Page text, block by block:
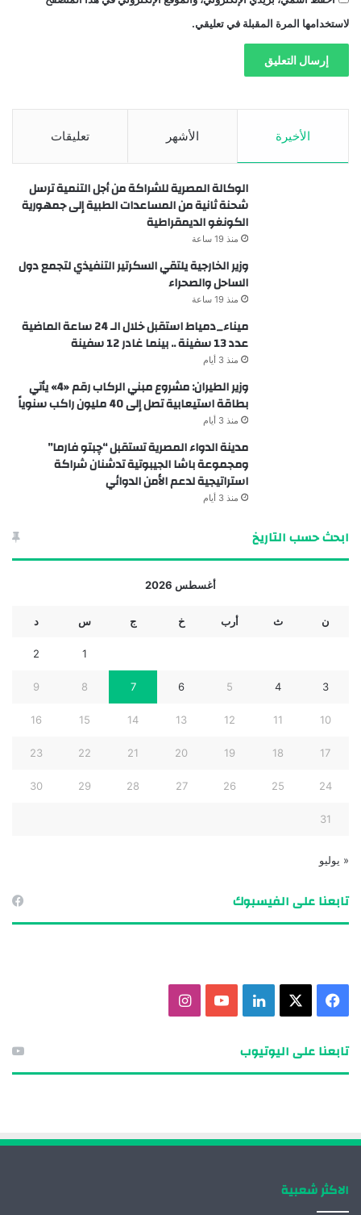
لاستخدامها المرة المقبلة في تعليقي.
الأخيرة الأشهر تعليقات
الوكالة المصرية للشراكة من أجل التنمية ترسل
شحنة ثانية من المساعدات الطبية إلى جمهورية
الكونغو الديمقراطية
منذ 19 ساعة
وزير الخارجية يلتقي السكرتير التنفيذي لتجمع دول
الساحل والصحراء
منذ 19 ساعة
ميناء_دمياط استقبل خلال الـ 24 ساعة الماضية
عدد 13 سفينة .. بينما غادر 12 سفينة
منذ 3 أيام
وزير الطيران: مشروع مبني الركاب رقم «4» يأتي
بطاقة استيعابية تصل إلى 40 مليون راكب سنوياً
منذ 3 أيام
مدينة الدواء المصرية تستقبل “چبتو فارما”
ومجموعة باشا الجيبوتية تدشنان شراكة
استراتيجية لدعم الأمن الدوائي
منذ 3 أيام
ابحث حسب التاريخ
أغسطس 2026
ن ث أرب خ ج س د
1
2
3
4
5
6
7
8
9
10
11
12
13
14
15
16
17
18
19
20
21
22
23
24
25
26
27
28
29
30
31
« يوليو
تابعنا على الفيسبوك
تابعنا على اليوتيوب
الاكثر شعبية